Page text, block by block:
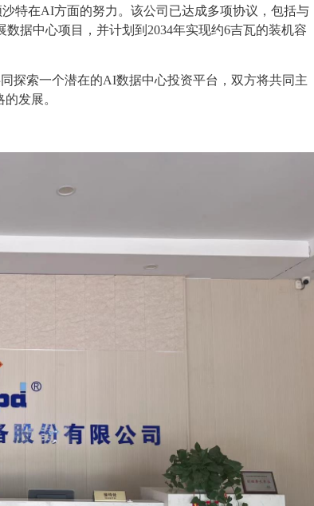
特在AI方面的努力。该公司已达成多项协议，包括与
据中心项目，并计划到2034年实现约6吉瓦的装机容
探索一个潜在的AI数据中心投资平台，双方将共同主
发展。